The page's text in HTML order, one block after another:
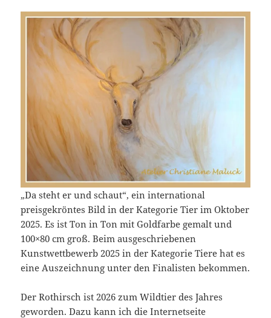
„Da steht er und schaut“, ein international
preisgekröntes Bild in der Kategorie Tier im Oktober
2025. Es ist Ton in Ton mit Goldfarbe gemalt und
100×80 cm groß. Beim ausgeschriebenen
Kunstwettbewerb 2025 in der Kategorie Tiere hat es
eine Auszeichnung unter den Finalisten bekommen.
Der Rothirsch ist 2026 zum Wildtier des Jahres
geworden. Dazu kann ich die Internetseite